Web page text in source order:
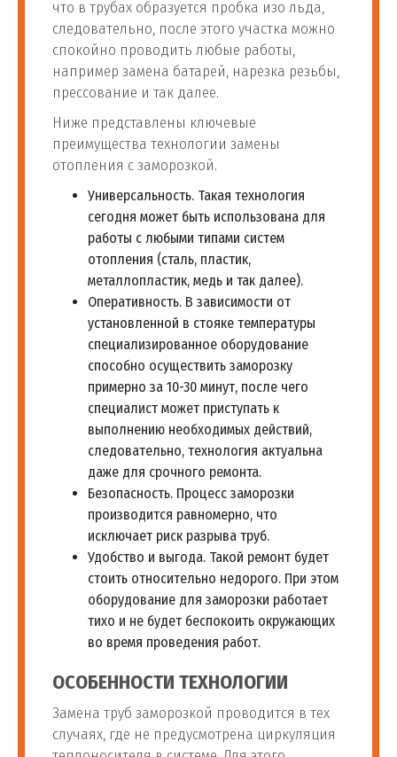
что в трубах образуется пробка изо льда,
следовательно, после этого участка можно
спокойно проводить любые работы,
например замена батарей, нарезка резьбы,
прессование и так далее.
Ниже представлены ключевые
преимущества технологии замены
отопления с заморозкой.
Универсальность. Такая технология
сегодня может быть использована для
работы с любыми типами систем
отопления (сталь, пластик,
металлопластик, медь и так далее).
Оперативность. В зависимости от
установленной в стояке температуры
специализированное оборудование
способно осуществить заморозку
примерно за 10-30 минут, после чего
специалист может приступать к
выполнению необходимых действий,
следовательно, технология актуальна
даже для срочного ремонта.
Безопасность. Процесс заморозки
производится равномерно, что
исключает риск разрыва труб.
Удобство и выгода. Такой ремонт будет
стоить относительно недорого. При этом
оборудование для заморозки работает
тихо и не будет беспокоить окружающих
во время проведения работ.
ОСОБЕННОСТИ ТЕХНОЛОГИИ
Замена труб заморозкой проводится в тех
случаях, где не предусмотрена циркуляция